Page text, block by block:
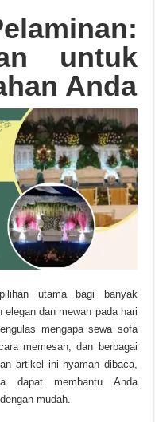
untuk
Anda
utama bagi banyak
dan mewah pada hari
mengapa sewa sofa
memesan, dan berbagai
artikel ini nyaman dibaca,
dapat membantu Anda
mudah.